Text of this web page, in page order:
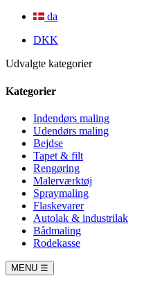
da
DKK
Udvalgte kategorier
Kategorier
Indendørs maling
Udendørs maling
Bejdse
Tapet & filt
Rengøring
Malerværktøj
Spraymaling
Flaskevarer
Autolak & industrilak
Bådmaling
Rodekasse
MENU ☰